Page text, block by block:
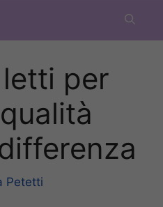
per
Petetti